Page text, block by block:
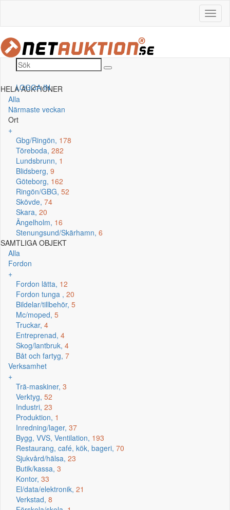
LOGGA IN
HELA AUKTIONER
Alla
Närmaste veckan
Ort
+
Gbg/Ringön, 178
Töreboda, 282
Lundsbrunn, 1
Blidsberg, 9
Göteborg, 162
Ringön/GBG, 52
Skövde, 74
Skara, 20
Ängelholm, 16
Stenungsund/Skärhamn, 6
SAMTLIGA OBJEKT
Alla
Fordon
+
Fordon lätta, 12
Fordon tunga , 20
Bildelar/tillbehör, 5
Mc/moped, 5
Truckar, 4
Entreprenad, 4
Skog/lantbruk, 4
Båt och fartyg, 7
Verksamhet
+
Trä-maskiner, 3
Verktyg, 52
Industri, 23
Produktion, 1
Inredning/lager, 37
Bygg, VVS, Ventilation, 193
Restaurang, café, kök, bageri, 70
Sjukvård/hälsa, 23
Butik/kassa, 3
Kontor, 33
El/data/elektronik, 21
Verkstad, 8